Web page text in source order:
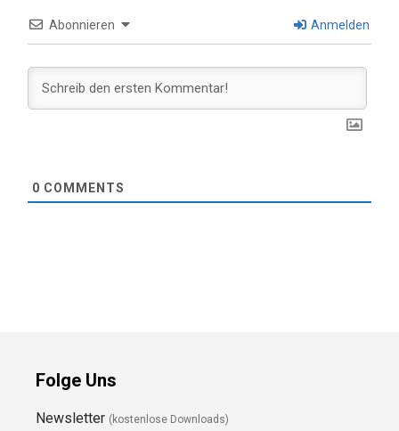
Abonnieren Anmelden
0 COMMENTS
Folge Uns
Newsletter (kostenlose Downloads)